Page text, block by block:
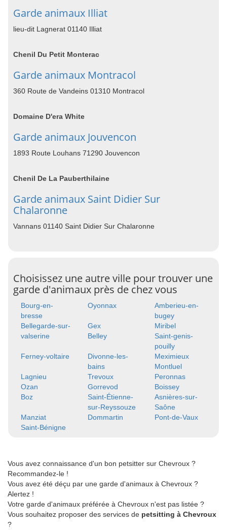
Garde animaux Illiat
lieu-dit Lagnerat 01140 Illiat
Chenil Du Petit Monterac
Garde animaux Montracol
360 Route de Vandeins 01310 Montracol
Domaine D'era White
Garde animaux Jouvencon
1893 Route Louhans 71290 Jouvencon
Chenil De La Pauberthilaine
Garde animaux Saint Didier Sur
Chalaronne
Vannans 01140 Saint Didier Sur Chalaronne
Choisissez une autre ville pour trouver une
garde d'animaux près de chez vous
Bourg-en-
bresse
Oyonnax
Amberieu-en-
bugey
Bellegarde-sur-
valserine
Gex
Miribel
Belley
Saint-genis-
pouilly
Ferney-voltaire
Divonne-les-
bains
Meximieux
Montluel
Lagnieu
Trevoux
Peronnas
Ozan
Gorrevod
Boissey
Boz
Saint-Étienne-
sur-Reyssouze
Asnières-sur-
Saône
Manziat
Dommartin
Pont-de-Vaux
Saint-Bénigne
Vous avez connaissance d'un bon petsitter sur Chevroux ?
Recommandez-le !
Vous avez été déçu par une garde d'animaux à Chevroux ?
Alertez !
Votre garde d'animaux préférée à Chevroux n'est pas listée ?
Vous souhaitez proposer des services de petsitting à Chevroux
?